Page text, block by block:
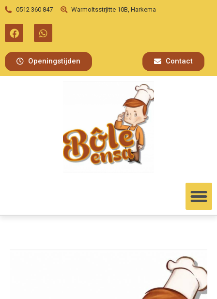
0512 360 847 Warmoltsstrjitte 10B, Harkema
Openingstijden Contact